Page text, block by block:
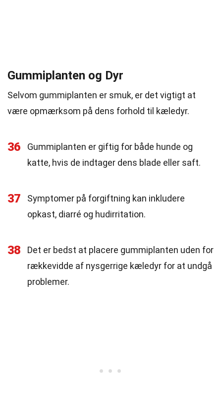
Gummiplanten og Dyr
Selvom gummiplanten er smuk, er det vigtigt at
være opmærksom på dens forhold til kæledyr.
36
Gummiplanten er giftig for både hunde og
katte, hvis de indtager dens blade eller saft.
37
Symptomer på forgiftning kan inkludere
opkast, diarré og hudirritation.
38
Det er bedst at placere gummiplanten uden for
rækkevidde af nysgerrige kæledyr for at undgå
problemer.